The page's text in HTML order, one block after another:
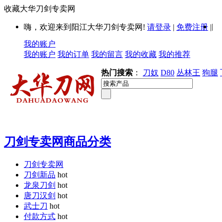
收藏大华刀剑专卖网
嗨，欢迎来到阳江大华刀剑专卖网! 请登录 | 免费注册 ||
我的账户
我的账户 我的订单 我的留言 我的收藏 我的推荐
热门搜索 ： 刀奴 D80 丛林王 狗腿
刀剑专卖网商品分类
刀剑专卖网
刀剑新品 hot
龙泉刀剑 hot
唐刀汉剑 hot
武士刀 hot
付款方式 hot